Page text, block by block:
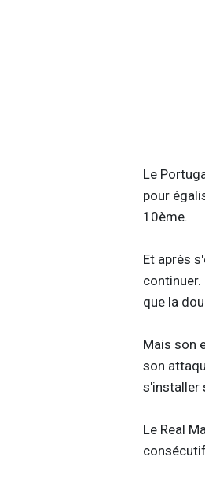
Le
pour
10ème.
Et après
que la
Mais son
son
s'installer
Le Real